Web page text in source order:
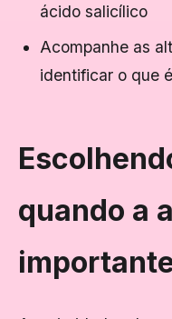
ácido salicílico
Acompanhe as
identificar o que
quando a